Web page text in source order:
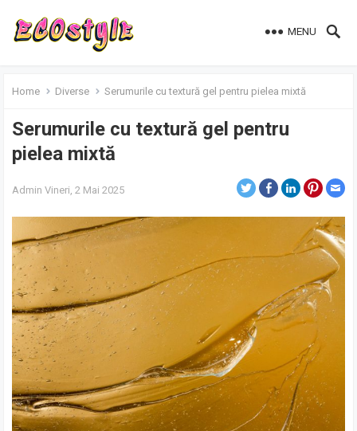
MENU
Home Diverse Serumurile cu textură gel pentru pielea mixtă
Serumurile cu textură gel pentru
pielea mixtă
Admin Vineri, 2 Mai 2025